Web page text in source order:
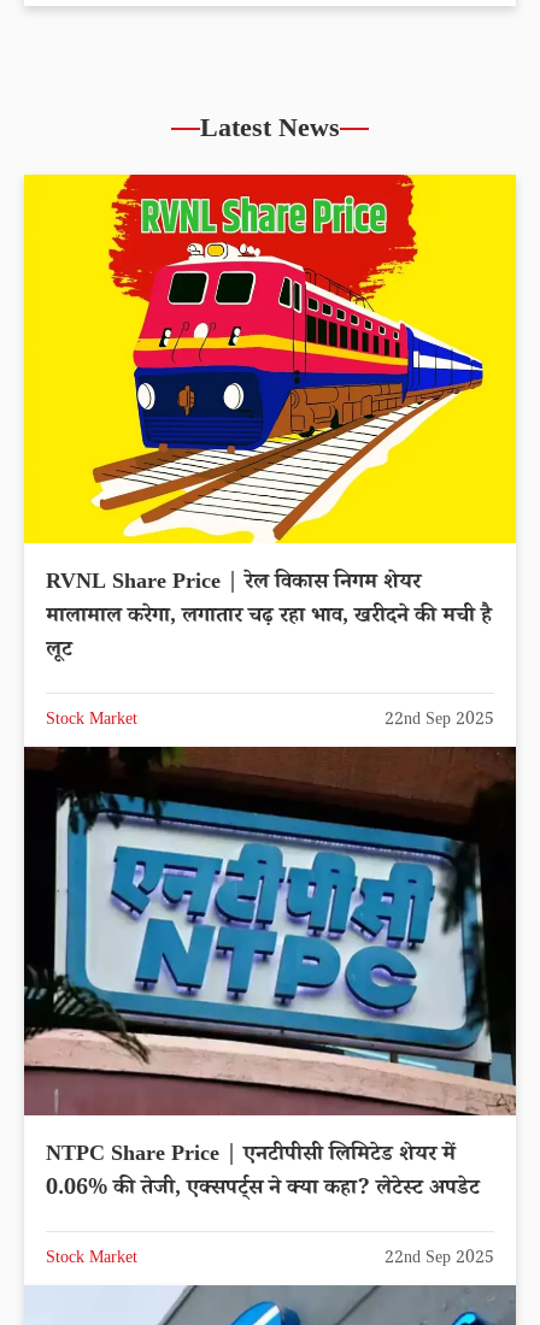
Latest News
RVNL Share Price | रेल विकास निगम शेयर
मालामाल करेगा, लगातार चढ़ रहा भाव, खरीदने की मची है
लूट
Stock Market 22nd Sep 2025
NTPC Share Price | एनटीपीसी लिमिटेड शेयर में
0.06% की तेजी, एक्सपर्ट्स ने क्या कहा? लेटेस्ट अपडेट
Stock Market 22nd Sep 2025